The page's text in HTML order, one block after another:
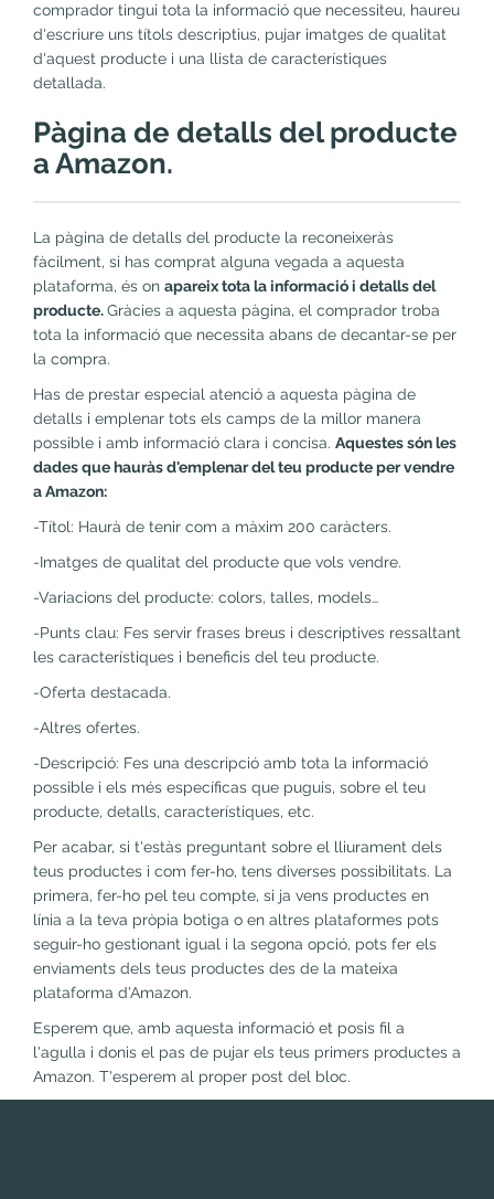
comprador tingui tota la informació que necessiteu, haureu
d'escriure uns títols descriptius, pujar imatges de qualitat
d'aquest producte i una llista de característiques
detallada.
Pàgina de detalls del producte
a Amazon.
La pàgina de detalls del producte la reconeixeràs
fàcilment, si has comprat alguna vegada a aquesta
plataforma, és on apareix tota la informació i detalls del
producte.Gràcies a aquesta pàgina, el comprador troba
tota la informació que necessita abans de decantar-se per
la compra.
Has de prestar especial atenció a aquesta pàgina de
detalls i emplenar tots els camps de la millor manera
possible i amb informació clara i concisa. Aquestes són les
dades que hauràs d'emplenar del teu producte per vendre
a Amazon:
-Títol: Haurà de tenir com a màxim 200 caràcters.
-Imatges de qualitat del producte que vols vendre.
-Variacions del producte: colors, talles, models…
-Punts clau: Fes servir frases breus i descriptives ressaltant
les característiques i beneficis del teu producte.
-Oferta destacada.
-Altres ofertes.
-Descripció: Fes una descripció amb tota la informació
possible i els més específicas que puguis, sobre el teu
producte, detalls, característiques, etc.
Per acabar, si t'estàs preguntant sobre el lliurament dels
teus productes i com fer-ho, tens diverses possibilitats. La
primera, fer-ho pel teu compte, si ja vens productes en
línia a la teva pròpia botiga o en altres plataformes pots
seguir-ho gestionant igual i la segona opció, pots fer els
enviaments dels teus productes des de la mateixa
plataforma d'Amazon.
Esperem que, amb aquesta informació et posis fil a
l'agulla i donis el pas de pujar els teus primers productes a
Amazon. T'esperem al proper post del bloc.